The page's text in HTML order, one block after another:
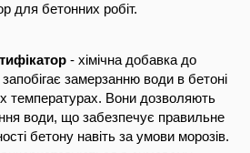
для бетонних робіт.
- хімічна добавка до
замерзанню води в бетоні
температурах. Вони дозволяють
води, що забезпечує правильне
бетону навіть за умови морозів.